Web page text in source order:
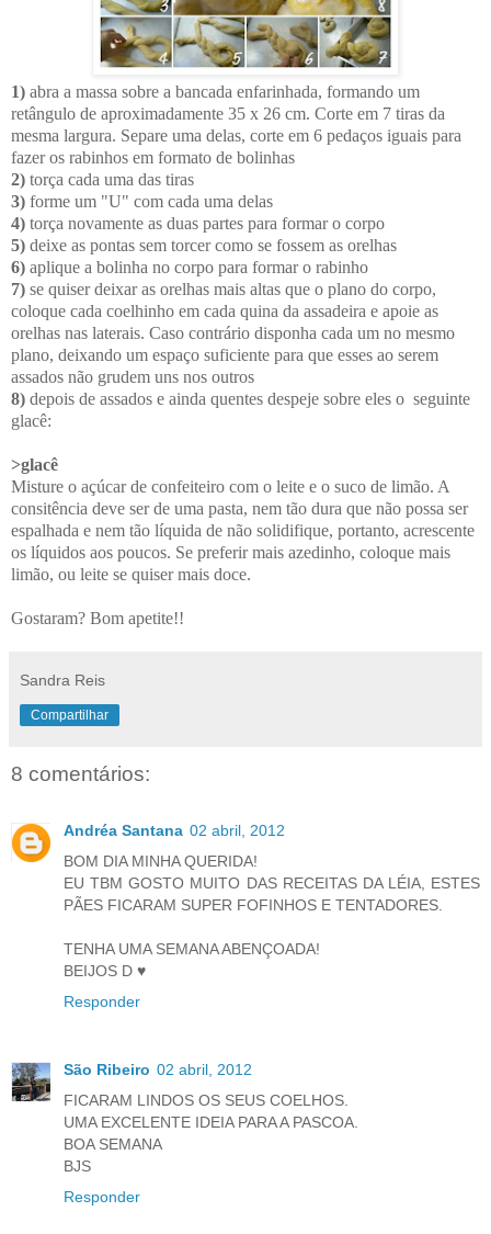
1) abra a massa sobre a bancada enfarinhada, formando um
retângulo de aproximadamente 35 x 26 cm. Corte em 7 tiras da
mesma largura. Separe uma delas, corte em 6 pedaços iguais para
fazer os rabinhos em formato de bolinhas
2) torça cada uma das tiras
3) forme um "U" com cada uma delas
4) torça novamente as duas partes para formar o corpo
5) deixe as pontas sem torcer como se fossem as orelhas
6) aplique a bolinha no corpo para formar o rabinho
7) se quiser deixar as orelhas mais altas que o plano do corpo,
coloque cada coelhinho em cada quina da assadeira e apoie as
orelhas nas laterais. Caso contrário disponha cada um no mesmo
plano, deixando um espaço suficiente para que esses ao serem
assados não grudem uns nos outros
8) depois de assados e ainda quentes despeje sobre eles o seguinte
glacê:
>glacê
Misture o açúcar de confeiteiro com o leite e o suco de limão. A
consitência deve ser de uma pasta, nem tão dura que não possa ser
espalhada e nem tão líquida de não solidifique, portanto, acrescente
os líquidos aos poucos. Se preferir mais azedinho, coloque mais
limão, ou leite se quiser mais doce.
Gostaram? Bom apetite!!
Sandra Reis
Compartilhar
8 comentários:
Andréa Santana 02 abril, 2012
BOM DIA MINHA QUERIDA!
EU TBM GOSTO MUITO DAS RECEITAS DA LÉIA, ESTES
PÃES FICARAM SUPER FOFINHOS E TENTADORES.
TENHA UMA SEMANA ABENÇOADA!
BEIJOS D ♥
Responder
São Ribeiro 02 abril, 2012
FICARAM LINDOS OS SEUS COELHOS.
UMA EXCELENTE IDEIA PARA A PASCOA.
BOA SEMANA
BJS
Responder